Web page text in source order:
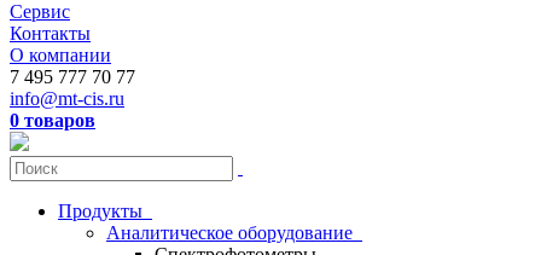
Сервис
Контакты
О компании
7 495 777 70 77
info@mt-cis.ru
0 товаров
Продукты
Аналитическое оборудование